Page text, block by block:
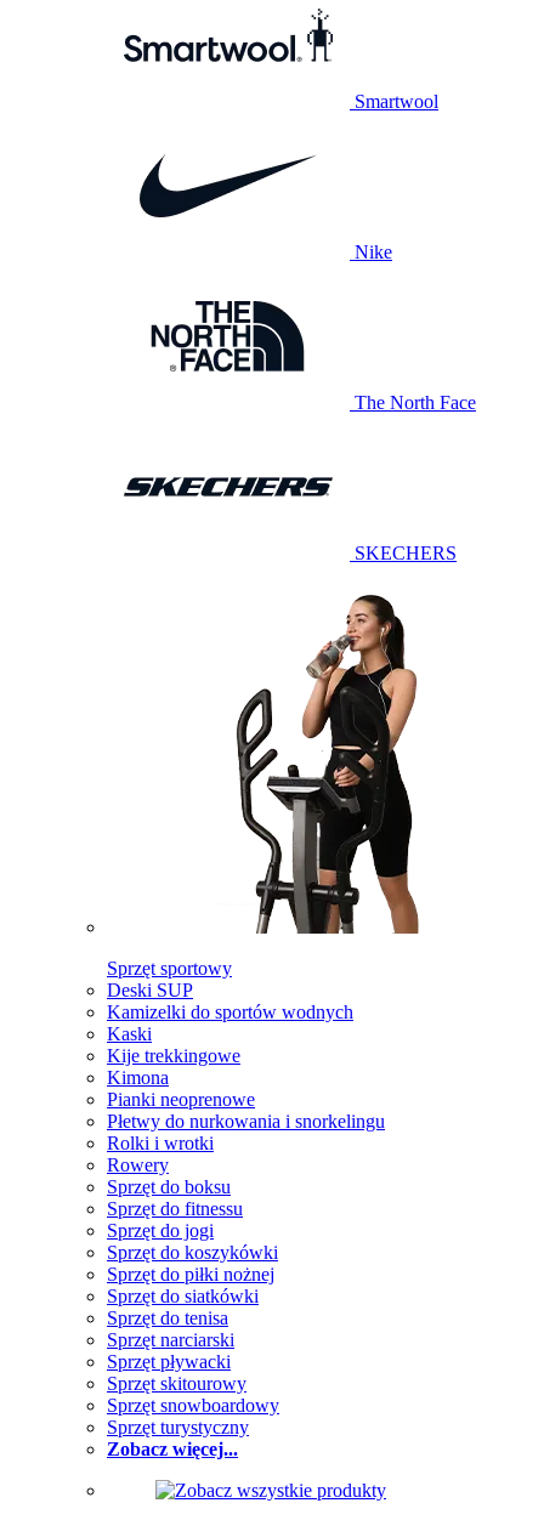
Smartwool
Nike
The North Face
SKECHERS
Sprzęt sportowy
Deski SUP
Kamizelki do sportów wodnych
Kaski
Kije trekkingowe
Kimona
Pianki neoprenowe
Płetwy do nurkowania i snorkelingu
Rolki i wrotki
Rowery
Sprzęt do boksu
Sprzęt do fitnessu
Sprzęt do jogi
Sprzęt do koszykówki
Sprzęt do piłki nożnej
Sprzęt do siatkówki
Sprzęt do tenisa
Sprzęt narciarski
Sprzęt pływacki
Sprzęt skitourowy
Sprzęt snowboardowy
Sprzęt turystyczny
Zobacz więcej...